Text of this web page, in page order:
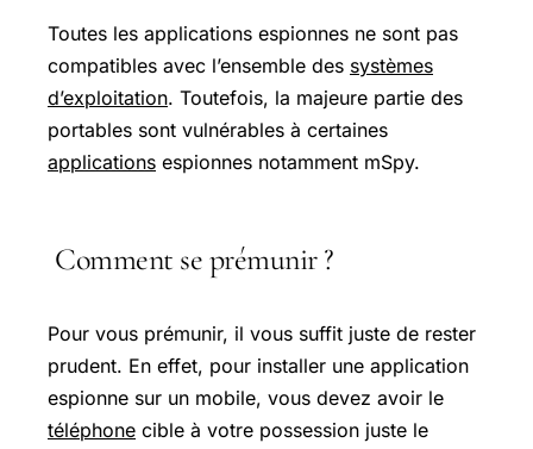
Toutes les applications espionnes ne sont pas
compatibles avec l’ensemble des systèmes
d’exploitation. Toutefois, la majeure partie des
portables sont vulnérables à certaines
applications espionnes notamment mSpy.
Comment se prémunir ?
Pour vous prémunir, il vous suffit juste de rester
prudent. En effet, pour installer une application
espionne sur un mobile, vous devez avoir le
téléphone cible à votre possession juste le